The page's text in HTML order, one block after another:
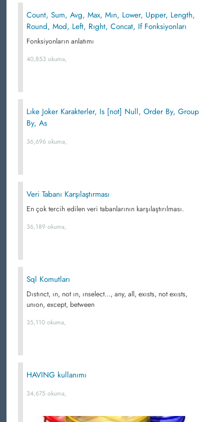
Count, Sum, Avg, Max, Mın, Lower, Upper, Length,
Round, Mod, Left, Rıght, Concat, If Fonksiyonları
Fonksiyonların anlatımı
40,853 okuma,
Lıke Joker Karakterler, Is [not] Null, Order By, Group
By, As
36,696 okuma,
Veri Tabanı Karşılaştırması
En çok tercih edilen veri tabanlarının karşılaştırılması.
36,189 okuma,
Sql Komutları
Dıstınct, ın, not ın, ınselect..., any, all, exısts, not exısts,
unıon, except, between
35,110 okuma,
HAVING kullanımı
34,675 okuma,